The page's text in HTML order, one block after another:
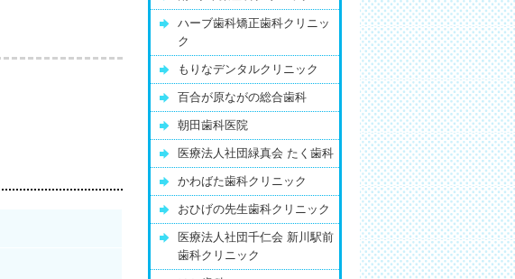
ハーブ歯科矯正歯科クリニッ
ク
もりなデンタルクリニック
百合が原ながの総合歯科
朝田歯科医院
医療法人社団緑真会 たく歯科
かわばた歯科クリニック
おひげの先生歯科クリニック
医療法人社団千仁会 新川駅前
歯科クリニック